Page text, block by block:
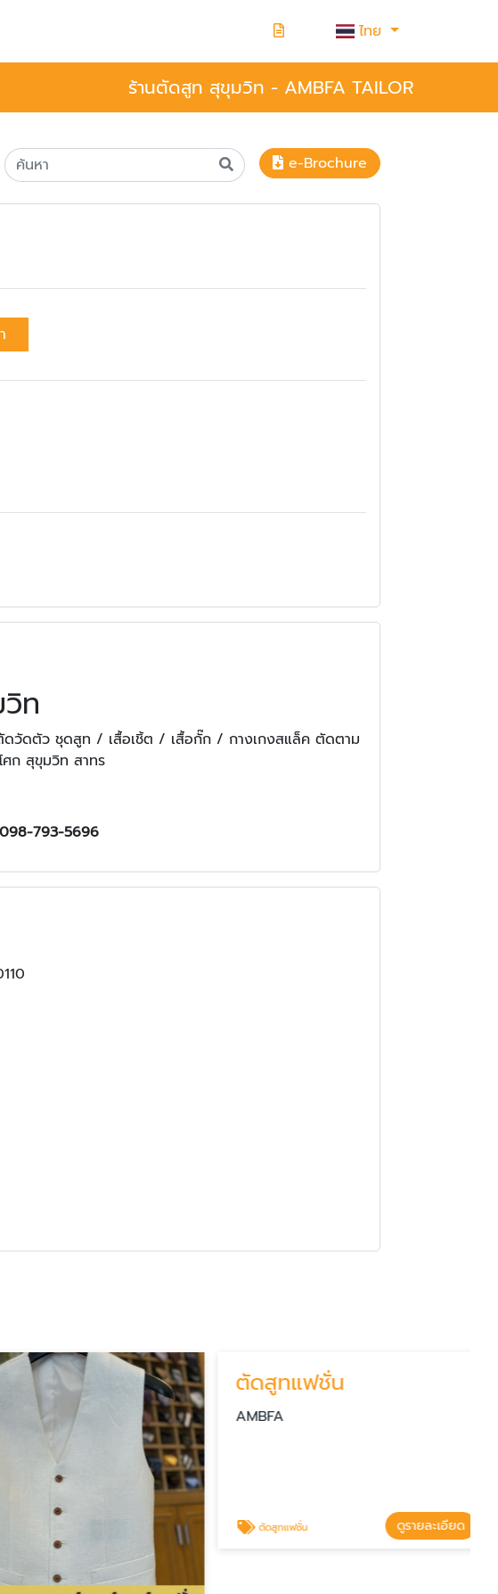
ไทย
ร้านตัดสูท สุขุมวิท - AMBFA TAILOR
e-Brochure
ท
ดวัดตัว ชุดสูท / เสื้อเชิ้ต / เสื้อกั๊ก / กางเกงสแล็ค ตัดตาม
ก สุขุมวิท สาทร
793-5696
ตัดสูทแฟชั่น
AMBFA
ตัดสูทแฟชั่น ดูรายละเอียด